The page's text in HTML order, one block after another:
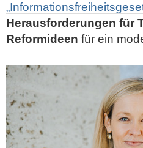
Herausforderungen für
Reformideen für ein